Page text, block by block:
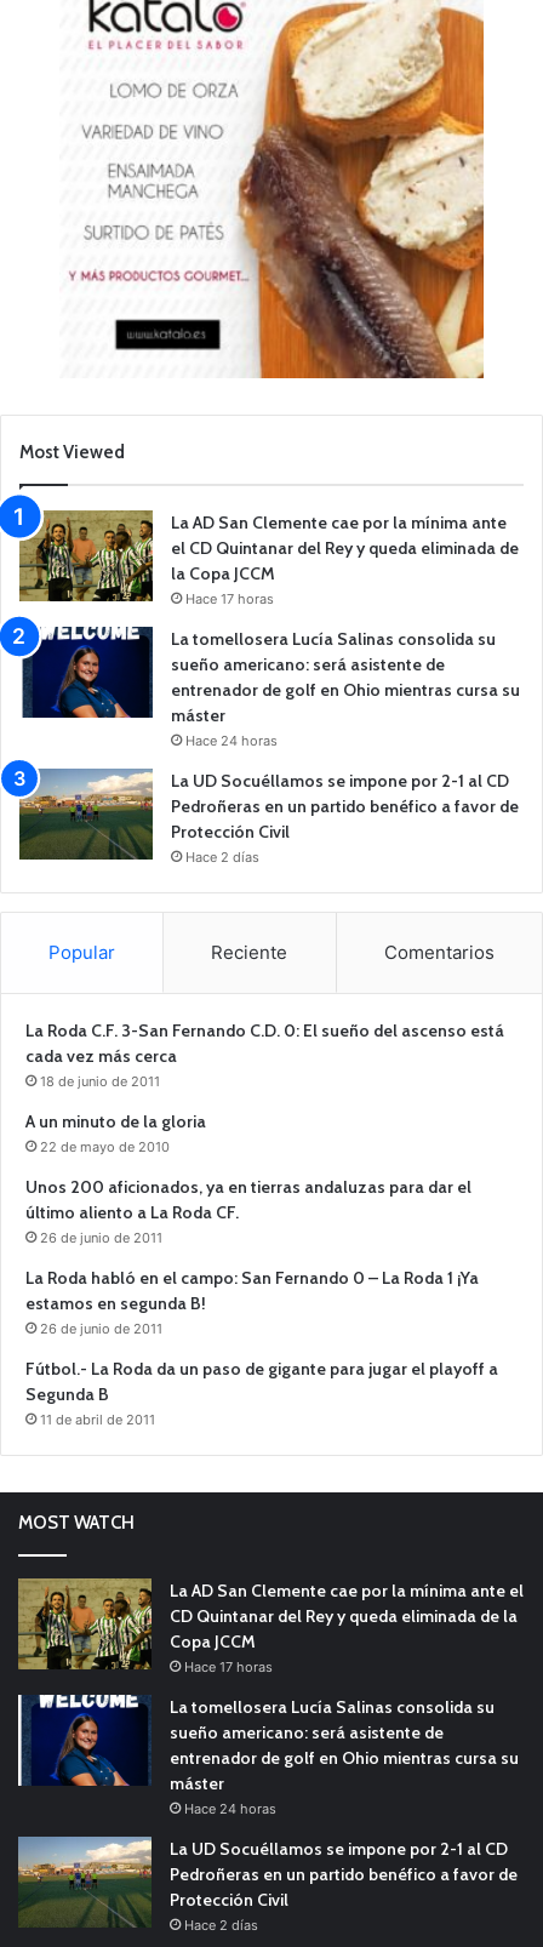
Most Viewed
La AD San Clemente cae por la mínima ante
el CD Quintanar del Rey y queda eliminada de
la Copa JCCM
Hace 17 horas
La tomellosera Lucía Salinas consolida su
sueño americano: será asistente de
entrenador de golf en Ohio mientras cursa su
máster
Hace 24 horas
La UD Socuéllamos se impone por 2-1 al CD
Pedroñeras en un partido benéfico a favor de
Protección Civil
Hace 2 días
Popular Reciente Comentarios
La Roda C.F. 3-San Fernando C.D. 0: El sueño del ascenso está
cada vez más cerca
18 de junio de 2011
A un minuto de la gloria
22 de mayo de 2010
Unos 200 aficionados, ya en tierras andaluzas para dar el
último aliento a La Roda CF.
26 de junio de 2011
La Roda habló en el campo: San Fernando 0 – La Roda 1 ¡Ya
estamos en segunda B!
26 de junio de 2011
Fútbol.- La Roda da un paso de gigante para jugar el playoff a
Segunda B
11 de abril de 2011
MOST WATCH
La AD San Clemente cae por la mínima ante el
CD Quintanar del Rey y queda eliminada de la
Copa JCCM
Hace 17 horas
La tomellosera Lucía Salinas consolida su
sueño americano: será asistente de
entrenador de golf en Ohio mientras cursa su
máster
Hace 24 horas
La UD Socuéllamos se impone por 2-1 al CD
Pedroñeras en un partido benéfico a favor de
Protección Civil
Hace 2 días